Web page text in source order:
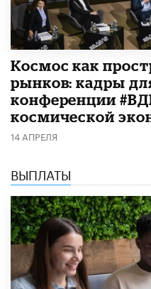
Космос как
рынков: кадры
конференции
космической
14 АПРЕЛЯ
ВЫПЛАТЫ